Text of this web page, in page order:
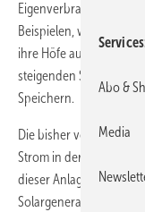
Eigenverbrauch in der
Beispielen, was die
ihre Höfe auf
steigenden
Speichern.
Die bisher von
Strom in der Regel
dieser Anlagen stehen
Solargenerator
Services
Abo &
Media